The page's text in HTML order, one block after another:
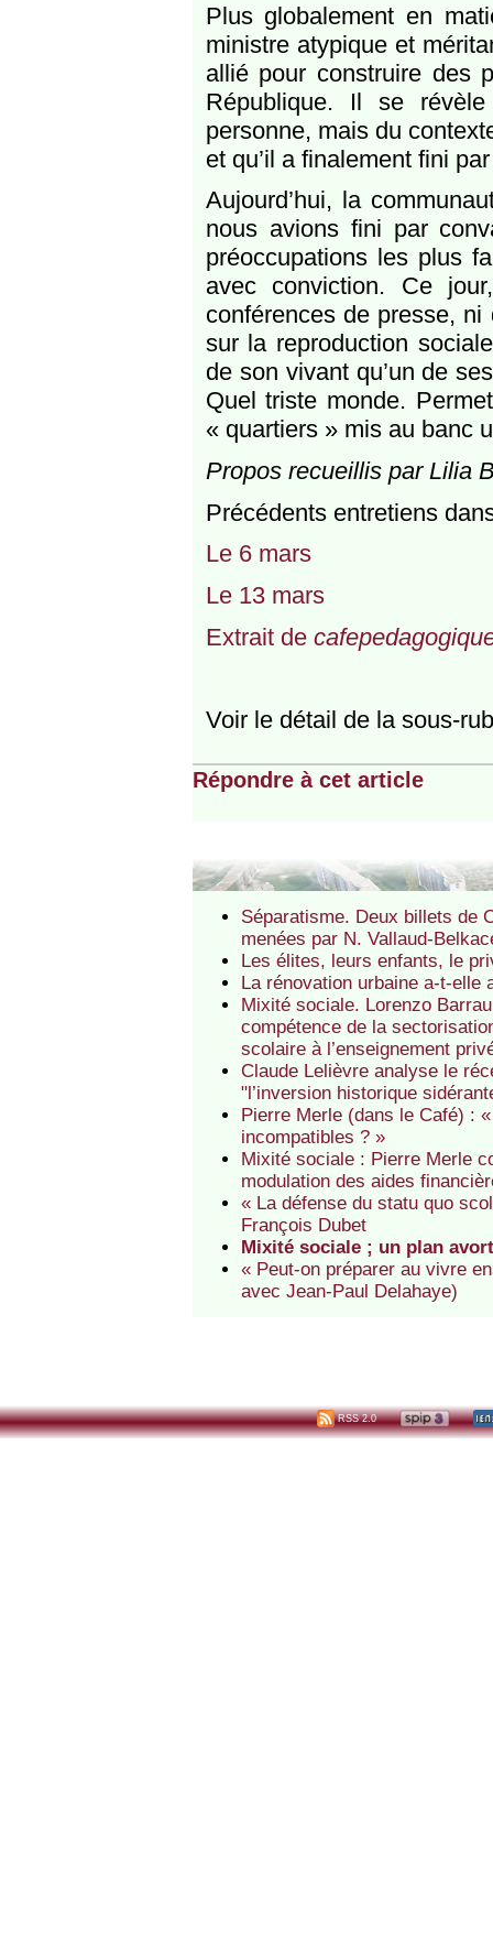
Plus globalement en
ministre atypique et
allié pour construire des
République. Il se
personne, mais du
et qu’il a finalement fini
Aujourd’hui, la
nous avions fini par
préoccupations les plus
avec conviction. Ce
conférences de presse,
sur la reproduction
de son vivant qu’un de
Quel triste monde.
« quartiers » mis au banc
Propos recueillis par Lilia
Précédents entretiens
Le 6 mars
Le 13 mars
Extrait de
Voir le détail de la sous-
Répondre à cet article
Séparatisme. Deux billets de
menées par N. Vallaud-
Les élites, leurs enfants, le
La rénovation urbaine a-t-elle
Mixité sociale. Lorenzo
compétence de la
scolaire à l’enseignement
Claude Lelièvre analyse le
"l’inversion historique
Pierre Merle (dans le Café) :
incompatibles ? »
Mixité sociale : Pierre Merle
modulation des aides
« La défense du statu quo
François Dubet
Mixité sociale ; un plan
« Peut-on préparer au vivre
avec Jean-Paul Delahaye)
RSS 2.0